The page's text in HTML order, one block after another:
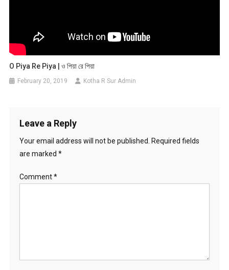
O Piya Re Piya | ও পিয়া রে পিয়া
February 20, 2019 Kotha R Sur Admin
Leave a Reply
Your email address will not be published.
Required fields
are marked *
Comment*